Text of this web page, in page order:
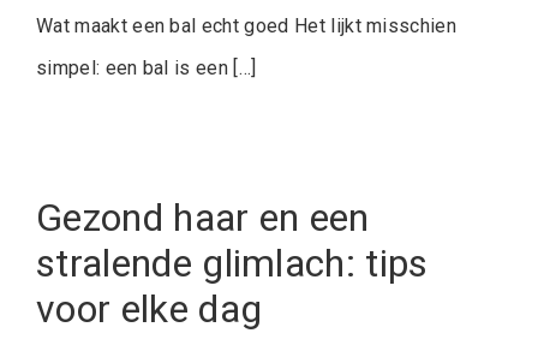
Wat maakt een bal echt goed Het lijkt misschien
simpel: een bal is een […]
Gezond haar en een
stralende glimlach: tips
voor elke dag